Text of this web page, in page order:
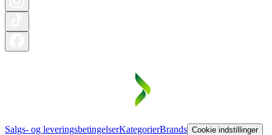
Salgs- og leveringsbetingelserKategorierBrands Cookie indstillinger